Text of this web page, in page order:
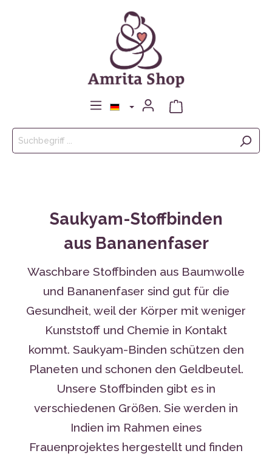
Saukyam-Stoffbinden
aus Bananenfaser
Waschbare Stoffbinden aus Baumwolle
und Bananenfaser sind gut für die
Gesundheit, weil der Körper mit weniger
Kunststoff und Chemie in Kontakt
kommt. Saukyam-Binden schützen den
Planeten und schonen den Geldbeutel.
Unsere Stoffbinden gibt es in
verschiedenen Größen. Sie werden in
Indien im Rahmen eines
Frauenprojektes hergestellt und finden